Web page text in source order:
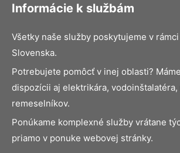
Informácie k službám
Všetky naše služby poskytujeme v
Slovenska.
Potrebujete pomôcť v inej oblasti?
dispozícii aj elektrikára, vodoinštalatéra,
remeselníkov.
Ponúkame komplexné služby vrátane
priamo v ponuke webovej stránky.